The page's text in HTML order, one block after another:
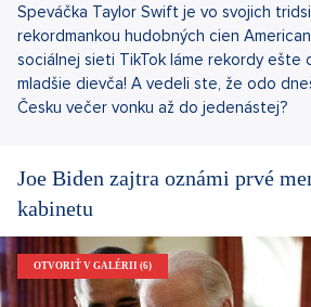
Speváčka Taylor Swift je vo svojich
rekordmankou hudobných cien
sociálnej sieti TikTok láme rekordy ešte
mladšie dievča! A vedeli ste, že odo
Česku večer vonku až do jedenástej?
Joe Biden zajtra oznámi prvé
kabinetu
OTVORIŤ V GALÉRII (6)